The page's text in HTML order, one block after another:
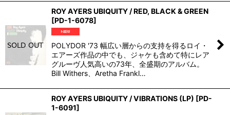
ROY AYERS UBIQUITY / RED, BLACK & GREEN
[PD-1-6078]
POLYDOR '73 幅広い層からの支持を得るロイ・
エアーズ作品の中でも、ジャケも含めて特にレア
グルーヴ人気高いの73年、全盛期のアルバム。
Bill Withers、Aretha Frankl…
ROY AYERS UBIQUITY / VIBRATIONS (LP) [PD-
1-6091]